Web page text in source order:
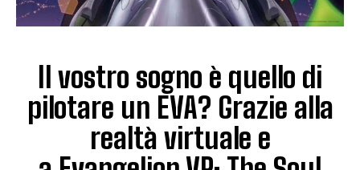
Il vostro sogno è quello di
pilotare un EVA? Grazie alla
realtà virtuale e